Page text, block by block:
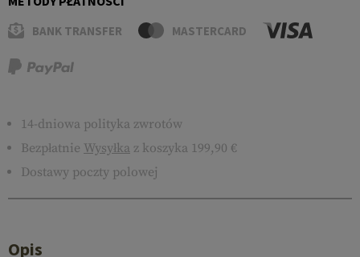
BANK TRANSFER MASTERCARD
14-dniowa polityka zwrotów
Bezpłatnie Wysyłka z koszyka 199,90 €
Dostawy poczty polowej
Opis